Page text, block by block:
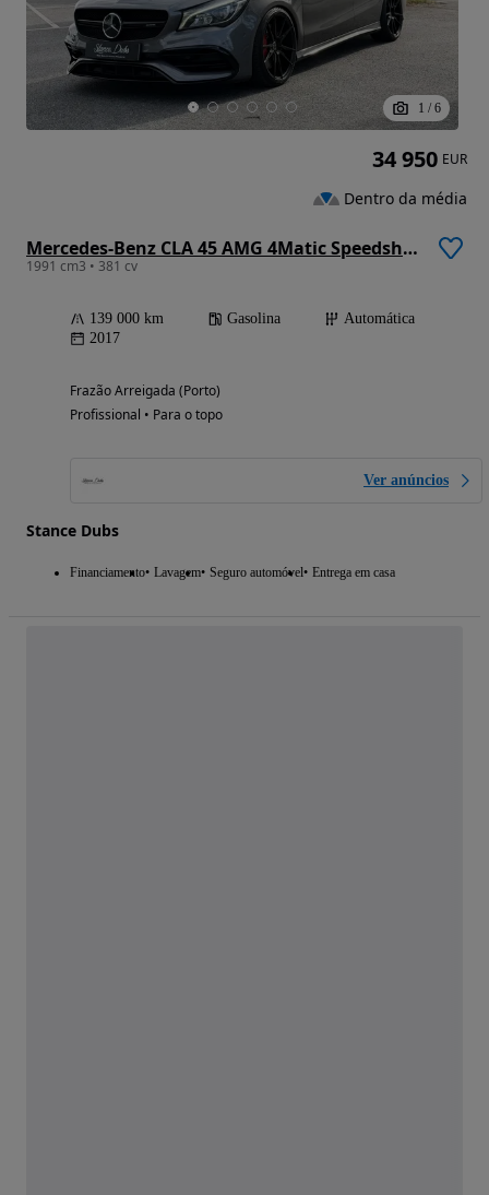
1 / 6
Mercedes-Benz CLA 45 AMG 4Matic Speedshift 7G-DCT
1991 cm3 • 381 cv
139 000 km Gasolina
Automática
2017
Frazão Arreigada (Porto)
Profissional • Para o topo
Ver anúncios
Stance Dubs
Financiamento Lavagem Seguro automóvel Entrega em casa
34 950 EUR
Dentro da média